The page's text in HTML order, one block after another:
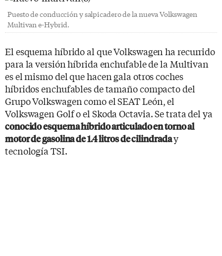
Puesto de conducción y salpicadero de la nueva Volkswagen
Multivan e-Hybrid.
El esquema híbrido al que Volkswagen ha recurrido
para la versión híbrida enchufable de la Multivan
es el mismo del que hacen gala otros coches
híbridos enchufables de tamaño compacto del
Grupo Volkswagen como el SEAT León, el
Volkswagen Golf o el Skoda Octavia. Se trata del ya
conocido esquema híbrido articulado en torno al
motor de gasolina de 1.4 litros de cilindraday
tecnología TSI.